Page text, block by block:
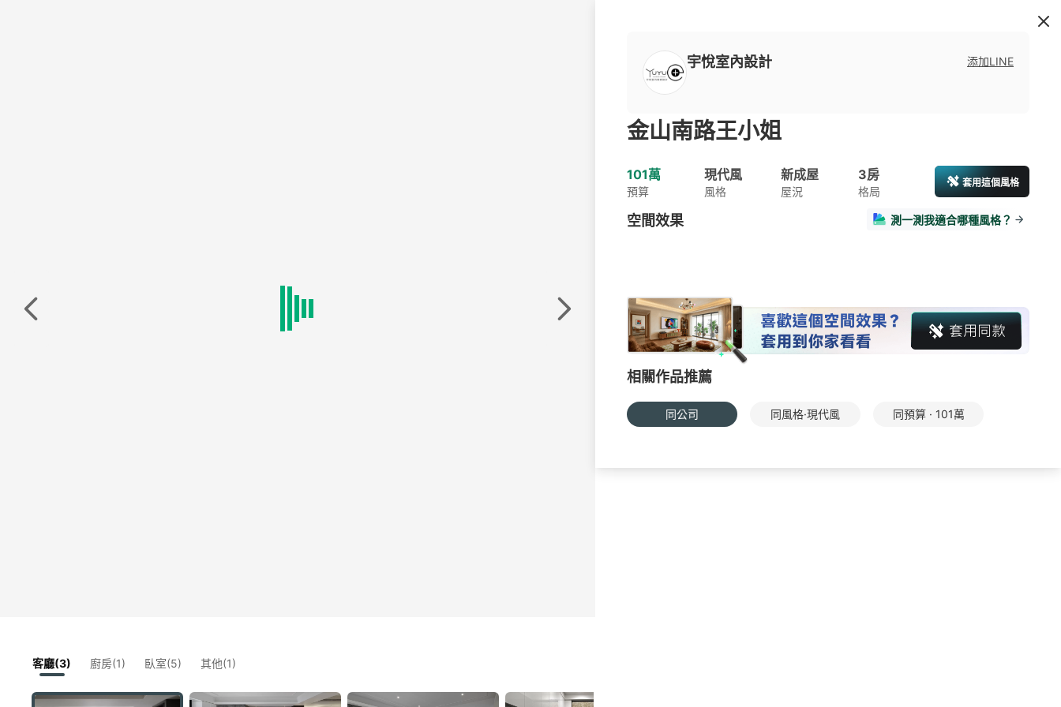
客廳(3) 廚房(1) 臥室(5) 其他(1)
宇悅室內設計 添加LINE
金山南路王小姐
101萬
預算
現代風
風格
新成屋
屋況
3房
格局
套用這個風格
空間效果 測一測我適合哪種風格？
相關作品推薦
同公司 同風格·現代風 同預算 · 101萬